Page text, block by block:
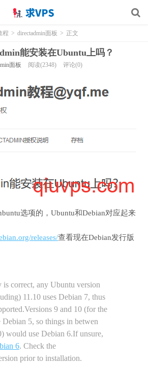
程 > directadmin面板 > 正文
能安装在Ubuntu上吗？
面板 阅读(2348) 评论(0)
选项的，Ubuntu和Debian对应起来
releases/查看现在Debian发行版
is correct, any Ubuntu version
11.10 uses Debian 7, thus
9 and 10 (for the
Debian 5, so things in betwen
would use Debian 6.If unsure,
6. Check the
prior to installation.